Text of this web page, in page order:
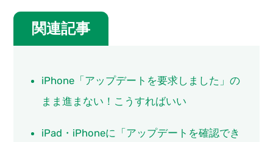
関連記事
iPhone「アップデートを要求しました」の
まま進まない！こうすればいい
iPad・iPhoneに「アップデートを確認でき